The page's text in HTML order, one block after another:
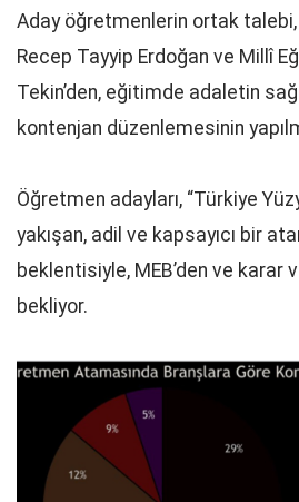
Aday öğretmenlerin ortak talebi,
Recep Tayyip Erdoğan ve Millî
Tekin’den, eğitimde adaletin
kontenjan düzenlemesinin
Öğretmen adayları, “Türkiye
yakışan, adil ve kapsayıcı bir
beklentisiyle, MEB’den ve karar
bekliyor.